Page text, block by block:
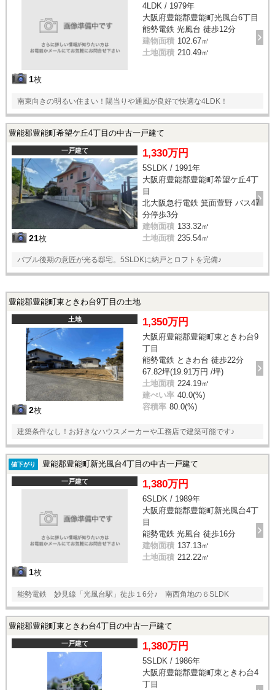
1枚
4LDK / 1979年
大阪府豊能郡豊能町光風台6丁目
能勢電鉄 光風台 徒歩12分
建物面積 102.67㎡
土地面積 210.49㎡
南東向きの明るい住まい！陽当りや通風が良好で快適な4LDK！
豊能郡豊能町希望ケ丘4丁目の中古一戸建て
一戸建て
21枚
1,330万円
5SLDK / 1991年
大阪府豊能郡豊能町希望ケ丘4丁
目
北大阪急行電鉄 箕面萱野 バス47
分停歩3分
建物面積 133.32㎡
土地面積 235.54㎡
バブル後期の意匠が光る邸宅。5SLDKに納戸とロフトを完備♪
豊能郡豊能町東ときわ台9丁目の土地
土地
2枚
1,350万円
大阪府豊能郡豊能町東ときわ台9
丁目
能勢電鉄 ときわ台 徒歩22分
67.82坪(19.91万円 /坪)
土地面積 224.19㎡
建ぺい率 40.0(%)
容積率 80.0(%)
建築条件なし！お好きなハウスメーカーや工務店で建築可能です♪
値下がり 豊能郡豊能町新光風台4丁目の中古一戸建て
一戸建て
1枚
1,380万円
6SLDK / 1989年
大阪府豊能郡豊能町新光風台4丁
目
能勢電鉄 光風台 徒歩16分
建物面積 137.13㎡
土地面積 212.22㎡
能勢電鉄 妙見線「光風台駅」徒歩１6分♪ 南西角地の６SLDK
豊能郡豊能町東ときわ台4丁目の中古一戸建て
一戸建て 1,380万円
5SLDK / 1986年
大阪府豊能郡豊能町東ときわ台4
丁目